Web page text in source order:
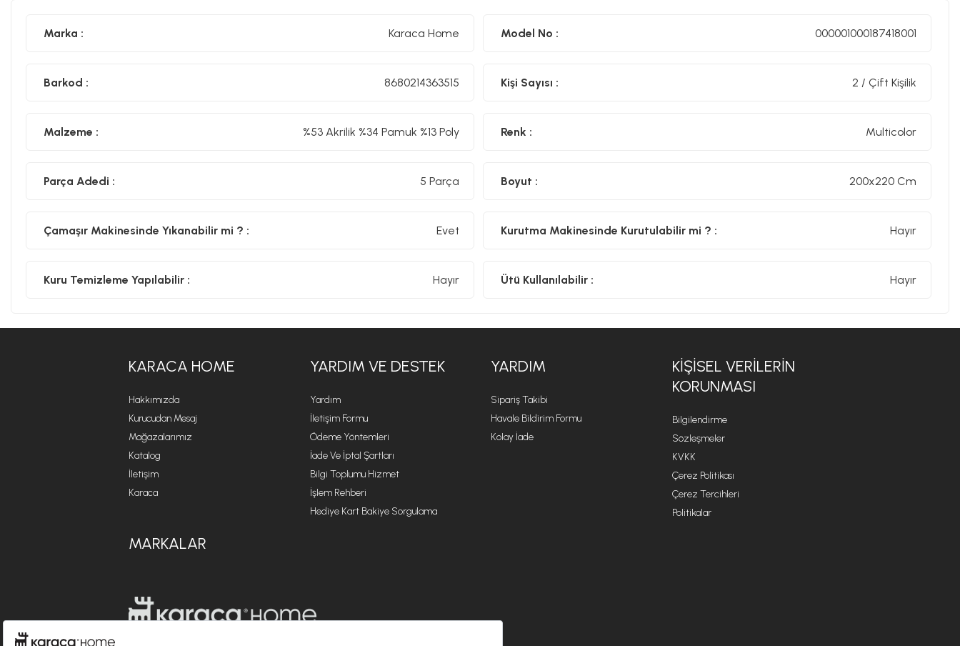
Marka : Karaca Home Model No : 000001000187418001
Barkod : 8680214363515 Kişi Sayısı : 2 / Çift Kişilik
Malzeme : %53 Akrilik %34 Pamuk %13 Poly Renk : Multicolor
Parça Adedi : 5 Parça Boyut : 200x220 Cm
Çamaşır Makinesinde Yıkanabilir mi ? : Evet Kurutma Makinesinde Kurutulabilir mi ? : Hayır
Kuru Temizleme Yapılabilir : Hayır Ütü Kullanılabilir : Hayır
KARACA HOME
Hakkımızda
Kurucudan Mesaj
Mağazalarımız
Katalog
İletişim
Karaca
YARDIM VE DESTEK
Yardım
İletişim Formu
Ödeme Yöntemleri
İade Ve İptal Şartları
Bilgi Toplumu Hizmet
İşlem Rehberi
Hediye Kart Bakiye Sorgulama
YARDIM
Sipariş Takibi
Havale Bildirim Formu
Kolay İade
KİŞİSEL VERİLERİN
KORUNMASI
Bilgilendirme
Sözleşmeler
KVKK
Çerez Politikası
Çerez Tercihleri
Politikalar
MARKALAR